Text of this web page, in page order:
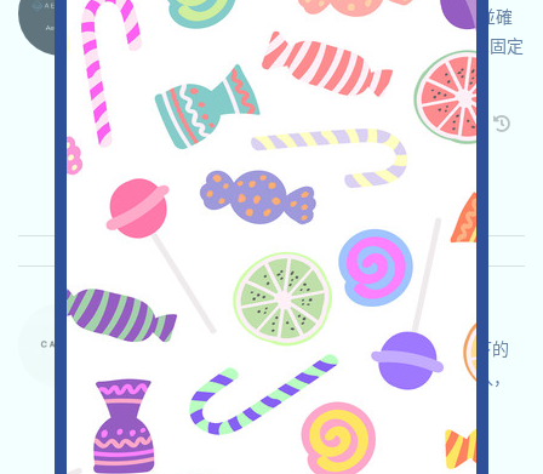
Aeredium.正在空投，打开活动页面，自行儘調並確
保安全，完成各项任务，加入Waitlist獲得10AER固定
獎勵，邀请获得更多！
关联:需申请 ETH/ERC/EVM
邀请
收录时间: 2026/04/20
重要程度:★★★ 3.0 查阅详情
Carte-Waitlist 语言：
Carte正在進行後補名單活動，這是Manifold旗下的
数字收藏卡平台，打开活动页面，使用Gmail登入，
加入Waitlist，邀请获得更多!
关联: 邀请
收录时间: